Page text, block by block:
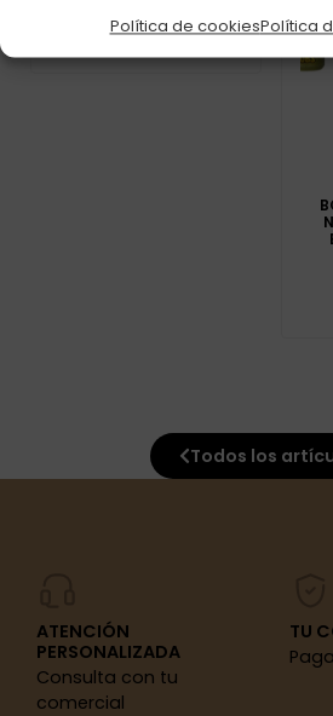
Política de cookiesPolítica
Todos los
ATENCIÓN
PERSONALIZADA
Consulta con tu
comercial
TU